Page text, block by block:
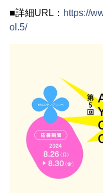
■詳細URL： https://
ol.5/